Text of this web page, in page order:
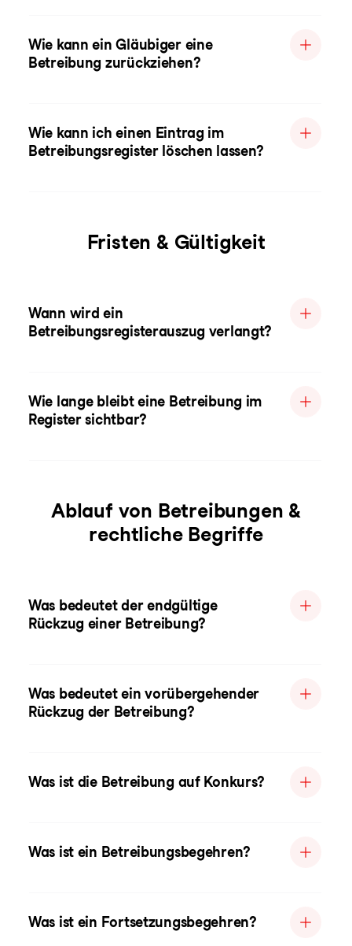
Wie kann ein Gläubiger eine
Betreibung zurückziehen?
Wie kann ich einen Eintrag im
Betreibungsregister löschen lassen?
Fristen & Gültigkeit
Wann wird ein
Betreibungsregisterauszug verlangt?
Wie lange bleibt eine Betreibung im
Register sichtbar?
Ablauf von Betreibungen &
rechtliche Begriffe
Was bedeutet der endgültige
Rückzug einer Betreibung?
Was bedeutet ein vorübergehender
Rückzug der Betreibung?
Was ist die Betreibung auf Konkurs?
Was ist ein Betreibungsbegehren?
Was ist ein Fortsetzungsbegehren?